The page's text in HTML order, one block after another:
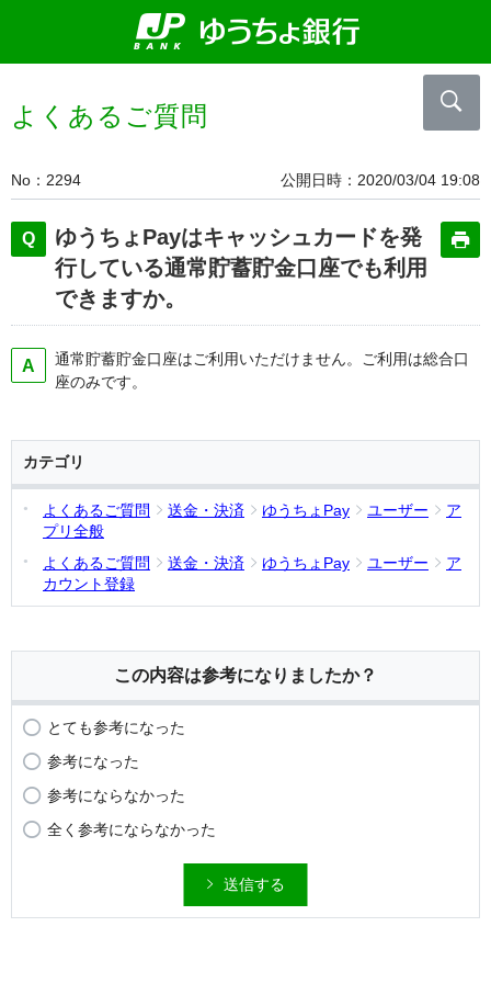
よくあるご質問
No 2294 公開日時 2020/03/04 19:08
ゆうちょPayはキャッシュカードを発
行している通常貯蓄貯金口座でも利用
できますか。
通常貯蓄貯金口座はご利用いただけません。ご利用は総合口
座のみです。
カテゴリ
よくあるご質問 送金・決済 ゆうちょPay ユーザー
ア
プリ全般
よくあるご質問
送金・決済 ゆうちょPay ユーザー
ア
カウント登録
この内容は参考になりましたか？
とても参考になった
参考になった
参考にならなかった
全く参考にならなかった
送信する